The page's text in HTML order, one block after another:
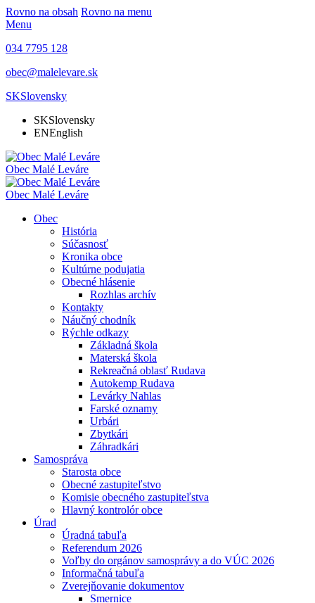
Rovno na obsah Rovno na menu
Menu
034 7795 128
obec@malelevare.sk
SKSlovensky
SKSlovensky
ENEnglish
Obec Malé Leváre
Obec Malé Leváre
Obec
História
Súčasnosť
Kronika obce
Kultúrne podujatia
Obecné hlásenie
Rozhlas archív
Kontakty
Náučný chodník
Rýchle odkazy
Základná škola
Materská škola
Rekreačná oblasť Rudava
Autokemp Rudava
Levárky Nahlas
Farské oznamy
Urbári
Zbytkári
Záhradkári
Samospráva
Starosta obce
Obecné zastupiteľstvo
Komisie obecného zastupiteľstva
Hlavný kontrolór obce
Úrad
Úradná tabuľa
Referendum 2026
Voľby do orgánov samosprávy a do VÚC 2026
Informačná tabuľa
Zverejňovanie dokumentov
Smernice